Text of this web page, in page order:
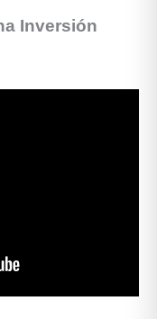
Inversión